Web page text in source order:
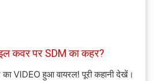
कवर पर SDM का कहर?
का VIDEO हुआ वायरल! पूरी कहानी देखें।